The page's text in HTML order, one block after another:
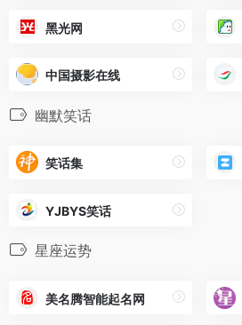
黑光网
中国摄影在线
幽默笑话
笑话集
YJBYS笑话
星座运势
美名腾智能起名网